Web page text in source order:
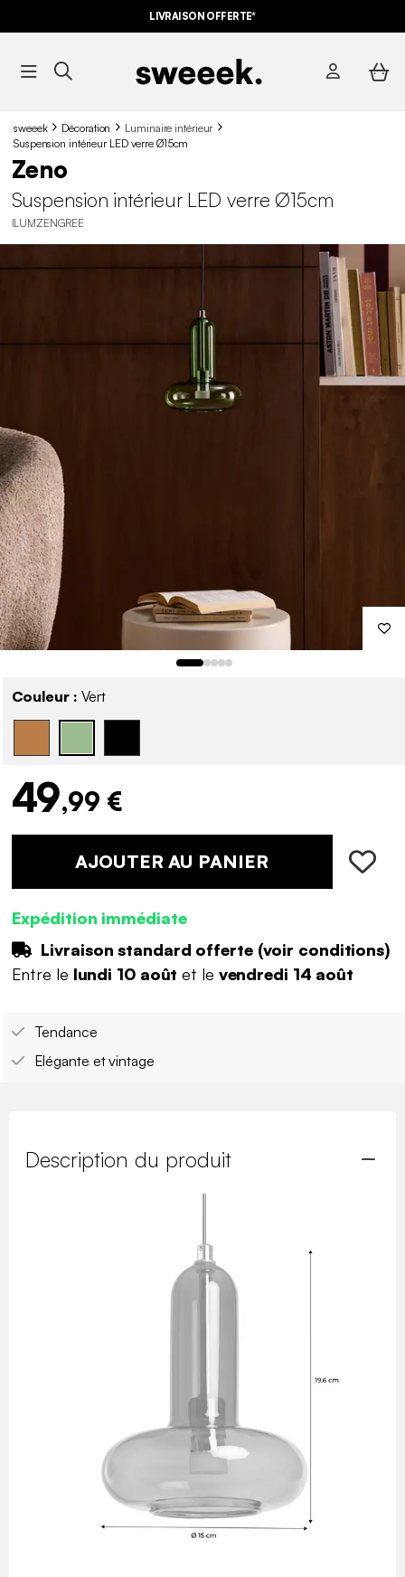
LIVRAISON OFFERTE*
sweeek Décoration
Luminaire intérieur
Suspension intérieur LED verre Ø15cm
Zeno
Suspension intérieur LED verre Ø15cm
ILUMZENGREE
Couleur : Vert
49,99 €
AJOUTER AU PANIER
Expédition immédiate
Livraison standard offerte (voir conditions)
Entre le lundi 10 août et le vendredi 14 août
Tendance
Elégante et vintage
Description du produit